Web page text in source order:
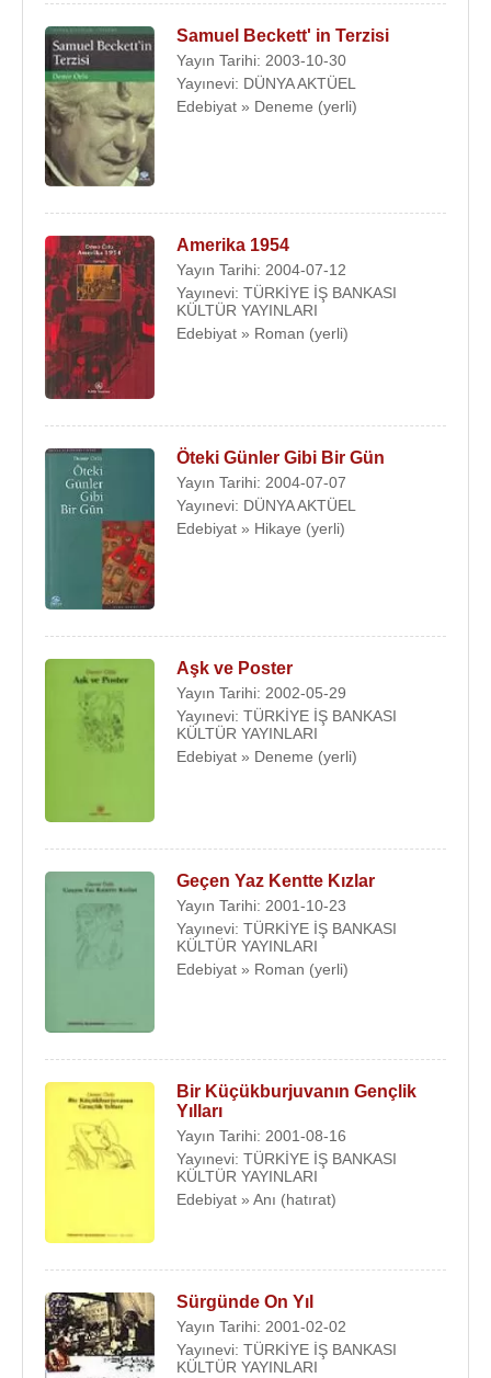
Samuel Beckett' in Terzisi
Yayın Tarihi: 2003-10-30
Yayınevi: DÜNYA AKTÜEL
Edebiyat » Deneme (yerli)
Amerika 1954
Yayın Tarihi: 2004-07-12
Yayınevi: TÜRKİYE İŞ BANKASI
KÜLTÜR YAYINLARI
Edebiyat » Roman (yerli)
Öteki Günler Gibi Bir Gün
Yayın Tarihi: 2004-07-07
Yayınevi: DÜNYA AKTÜEL
Edebiyat » Hikaye (yerli)
Aşk ve Poster
Yayın Tarihi: 2002-05-29
Yayınevi: TÜRKİYE İŞ BANKASI
KÜLTÜR YAYINLARI
Edebiyat » Deneme (yerli)
Geçen Yaz Kentte Kızlar
Yayın Tarihi: 2001-10-23
Yayınevi: TÜRKİYE İŞ BANKASI
KÜLTÜR YAYINLARI
Edebiyat » Roman (yerli)
Bir Küçükburjuvanın Gençlik
Yılları
Yayın Tarihi: 2001-08-16
Yayınevi: TÜRKİYE İŞ BANKASI
KÜLTÜR YAYINLARI
Edebiyat » Anı (hatırat)
Sürgünde On Yıl
Yayın Tarihi: 2001-02-02
Yayınevi: TÜRKİYE İŞ BANKASI
KÜLTÜR YAYINLARI